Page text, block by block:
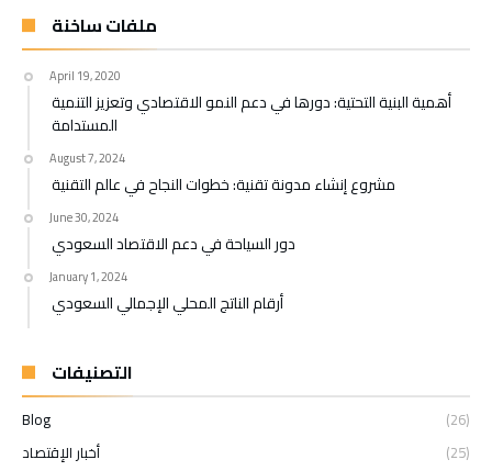
ملفات ساخنة
April 19, 2020
أهمية البنية التحتية: دورها في دعم النمو الاقتصادي وتعزيز التنمية
المستدامة
August 7, 2024
مشروع إنشاء مدونة تقنية: خطوات النجاح في عالم التقنية
June 30, 2024
دور السياحة في دعم الاقتصاد السعودي
January 1, 2024
أرقام الناتج المحلي الإجمالي السعودي
التصنيفات
Blog
(26)
أخبار الإقتصاد
(25)